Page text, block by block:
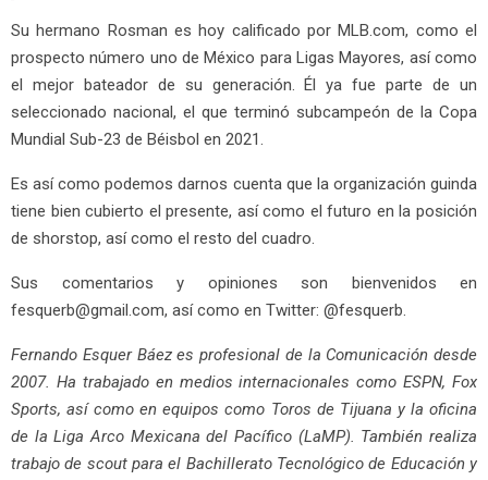
Su hermano Rosman es hoy calificado por MLB.com, como el
prospecto número uno de México para Ligas Mayores, así como
el mejor bateador de su generación. Él ya fue parte de un
seleccionado nacional, el que terminó subcampeón de la Copa
Mundial Sub-23 de Béisbol en 2021.
Es así como podemos darnos cuenta que la organización guinda
tiene bien cubierto el presente, así como el futuro en la posición
de shorstop, así como el resto del cuadro.
Sus comentarios y opiniones son bienvenidos en
fesquerb@gmail.com, así como en Twitter: @fesquerb.
Fernando Esquer Báez es profesional de la Comunicación desde
2007. Ha trabajado en medios internacionales como ESPN, Fox
Sports, así como en equipos como Toros de Tijuana y la oficina
de la Liga Arco Mexicana del Pacífico (LaMP). También realiza
trabajo de scout para el Bachillerato Tecnológico de Educación y